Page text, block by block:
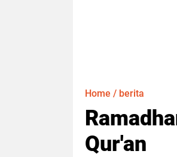
Home / berita
Qur'an